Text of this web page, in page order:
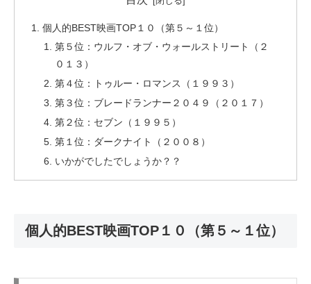
個人的BEST映画TOP１０（第５～１位）
第５位：ウルフ・オブ・ウォールストリート（２
０１３）
第４位：トゥルー・ロマンス（１９９３）
第３位：ブレードランナー２０４９（２０１７）
第２位：セブン（１９９５）
第１位：ダークナイト（２００８）
いかがでしたでしょうか？？
個人的BEST映画TOP１０（第５～１位）